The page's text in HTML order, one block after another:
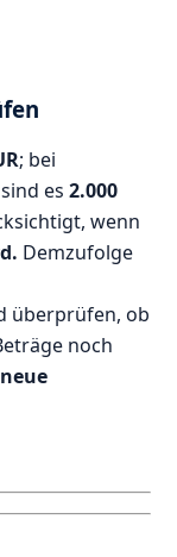
; bei
sind es2.000
wenn
Demzufolge
überprüfen, ob
noch